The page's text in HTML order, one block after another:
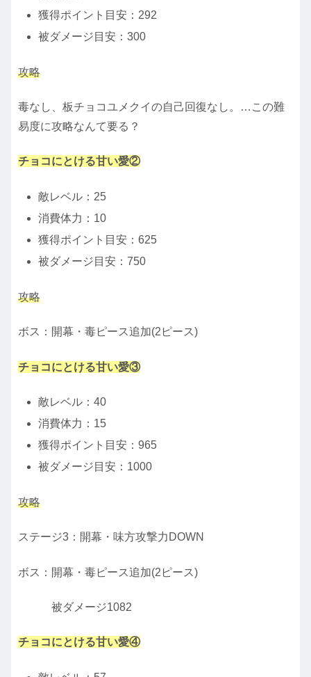
獲得ポイント目安：292
被ダメージ目安：300
攻略
毒なし、板チョコユメクイの自己回復なし。…この難
易度に攻略なんて要る？
チョコにとける甘い愛②
敵レベル：25
消費体力：10
獲得ポイント目安：625
被ダメージ目安：750
攻略
ボス：開幕・毒ピース追加(2ピース)
チョコにとける甘い愛③
敵レベル：40
消費体力：15
獲得ポイント目安：965
被ダメージ目安：1000
攻略
ステージ3：開幕・味方攻撃力DOWN
ボス：開幕・毒ピース追加(2ピース)
被ダメージ1082
チョコにとける甘い愛④